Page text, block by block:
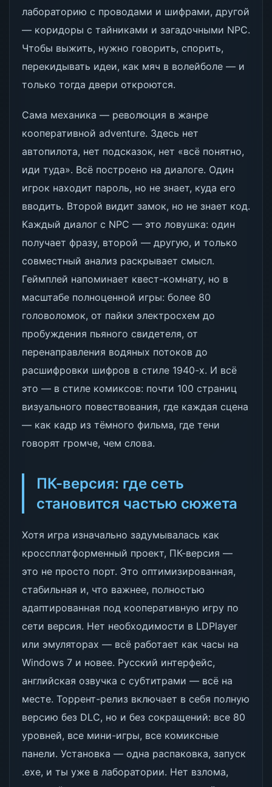
лабораторию с проводами и шифрами, другой
— коридоры с тайниками и загадочными NPC.
Чтобы выжить, нужно говорить, спорить,
перекидывать идеи, как мяч в волейболе — и
только тогда двери откроются.
Сама механика — революция в жанре
кооперативной adventure. Здесь нет
автопилота, нет подсказок, нет «всё понятно,
иди туда». Всё построено на диалоге. Один
игрок находит пароль, но не знает, куда его
вводить. Второй видит замок, но не знает код.
Каждый диалог с NPC — это ловушка: один
получает фразу, второй — другую, и только
совместный анализ раскрывает смысл.
Геймплей напоминает квест-комнату, но в
масштабе полноценной игры: более 80
головоломок, от пайки электросхем до
пробуждения пьяного свидетеля, от
перенаправления водяных потоков до
расшифровки шифров в стиле 1940-х. И всё
это — в стиле комиксов: почти 100 страниц
визуального повествования, где каждая сцена
— как кадр из тёмного фильма, где тени
говорят громче, чем слова.
ПК-версия: где сеть
становится частью сюжета
Хотя игра изначально задумывалась как
кроссплатформенный проект, ПК-версия —
это не просто порт. Это оптимизированная,
стабильная и, что важнее, полностью
адаптированная под кооперативную игру по
сети версия. Нет необходимости в LDPlayer
или эмуляторах — всё работает как часы на
Windows 7 и новее. Русский интерфейс,
английская озвучка с субтитрами — всё на
месте. Торрент-релиз включает в себя полную
версию без DLC, но и без сокращений: все 80
уровней, все мини-игры, все комиксные
панели. Установка — одна распаковка, запуск
.exe, и ты уже в лаборатории. Нет взлома,